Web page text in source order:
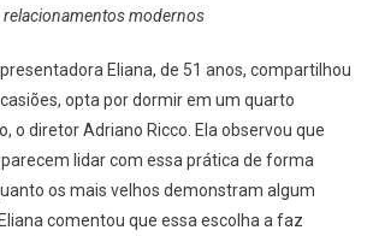
Prejudicial
Para
Os
Casais?
relacionamentos modernos
Eliana, de 51 anos, compartilhou
opta por dormir em um quarto
o diretor Adriano Ricco. Ela observou que
lidar com essa prática de forma
os mais velhos demonstram algum
comentou que essa escolha a faz